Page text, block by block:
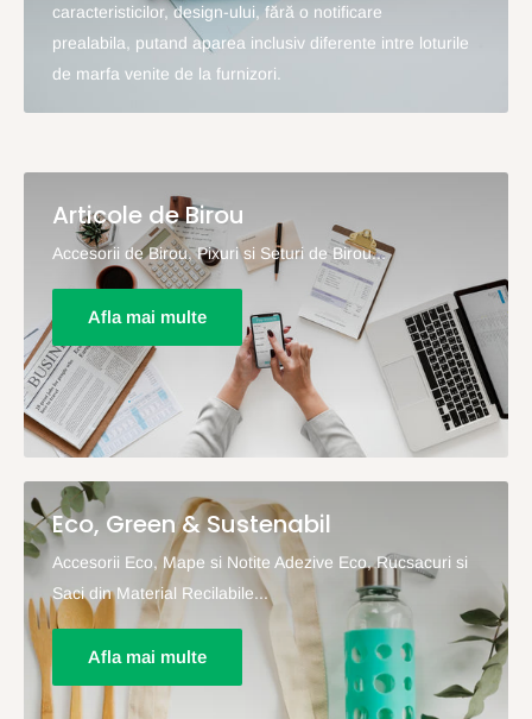
caracteristicilor, design-ului, fără o notificare
prealabila, putand aparea inclusiv diferente intre loturile
de marfa venite de la furnizori.
Articole de Birou
Accesorii de Birou, Pixuri si Seturi de Birou...
Afla mai multe
Eco, Green & Sustenabil
Accesorii Eco, Mape si Notite Adezive Eco, Rucsacuri si
Saci din Material Recilabile...
Afla mai multe